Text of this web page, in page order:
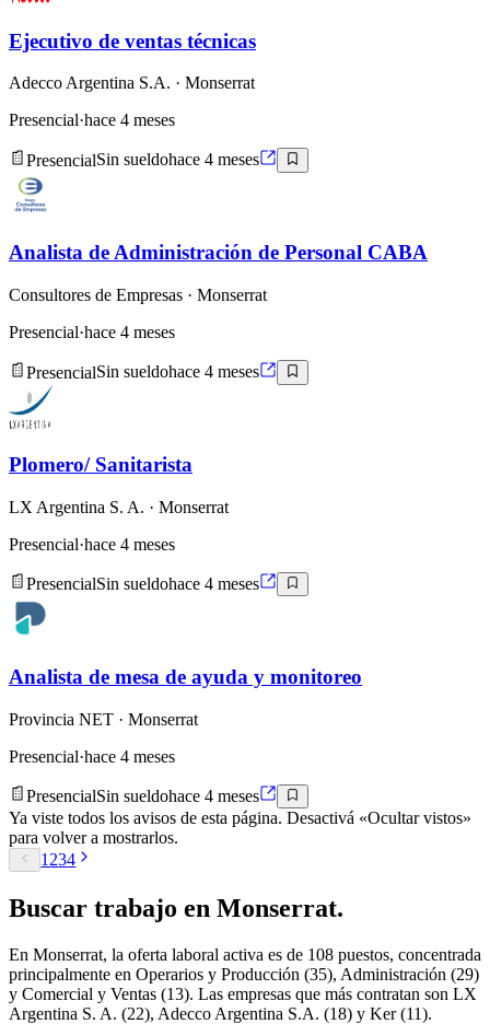
Ejecutivo de ventas técnicas
Adecco Argentina S.A. · Monserrat
Presencial·hace 4 meses
PresencialSin sueldohace 4 meses
Analista de Administración de Personal CABA
Consultores de Empresas · Monserrat
Presencial·hace 4 meses
PresencialSin sueldohace 4 meses
Plomero/ Sanitarista
LX Argentina S. A. · Monserrat
Presencial·hace 4 meses
PresencialSin sueldohace 4 meses
Analista de mesa de ayuda y monitoreo
Provincia NET · Monserrat
Presencial·hace 4 meses
PresencialSin sueldohace 4 meses
Ya viste todos los avisos de esta página. Desactivá «Ocultar vistos»
para volver a mostrarlos.
1 234
Buscar trabajo en Monserrat.
En Monserrat, la oferta laboral activa es de 108 puestos, concentrada
principalmente en Operarios y Producción (35), Administración (29)
y Comercial y Ventas (13). Las empresas que más contratan son LX
Argentina S. A. (22), Adecco Argentina S.A. (18) y Ker (11).